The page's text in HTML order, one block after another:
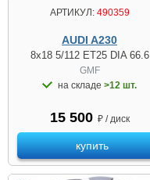
АРТИКУЛ:490359
AUDI A230
8x18 5/112 ET25 DIA 66.6
GMF
на складе >12 шт.
15 500 ₽ / диск
купить